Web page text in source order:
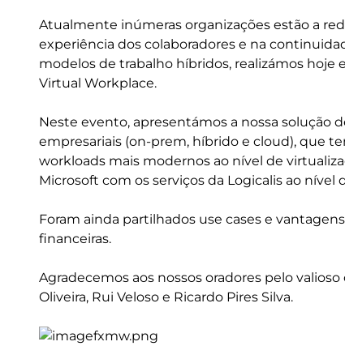
Atualmente inúmeras organizações estão a
experiência dos colaboradores e na
modelos de trabalho híbridos, realizámos hoje
Virtual Workplace.
Neste evento, apresentámos a nossa solução
empresariais (on-prem, híbrido e cloud), que
workloads mais modernos ao nível de
Microsoft com os serviços da Logicalis ao
Foram ainda partilhados use cases e
financeiras.
Agradecemos aos nossos oradores pelo
Oliveira, Rui Veloso e Ricardo Pires Silva.